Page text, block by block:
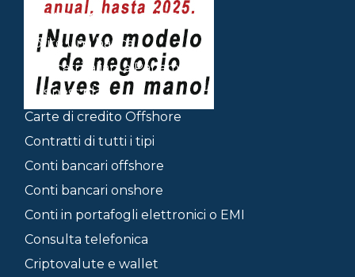
Siamo specialisti in
Aprire una banca
Avvocati italiani a Panama
Business plan
Carte di credito Offshore
Contratti di tutti i tipi
Conti bancari offshore
Conti bancari onshore
Conti in portafogli elettronici o EMI
Consulta telefonica
Criptovalute e wallet